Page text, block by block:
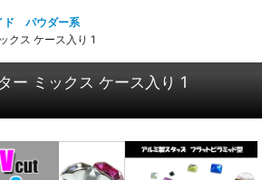
ド パウダー系
クス ケース入り 1
ー ミックス ケース入り 1